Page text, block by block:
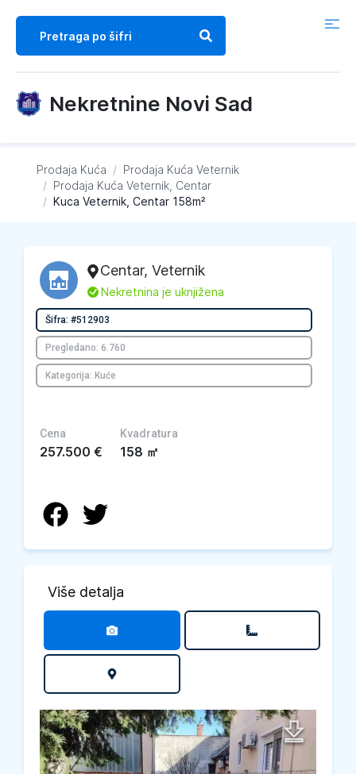
Nekretnine Novi Sad
Prodaja Kuća / Prodaja Kuća Veternik
/ Prodaja Kuća Veternik, Centar
/ Kuca Veternik, Centar 158m²
Centar, Veternik
L Nekretnina je uknjižena
Šifra: #512903
Pregledano: 6.760
Kategorija: Kuće
Cena
257.500 €
Kvadratura
158 ㎡
Više detalja